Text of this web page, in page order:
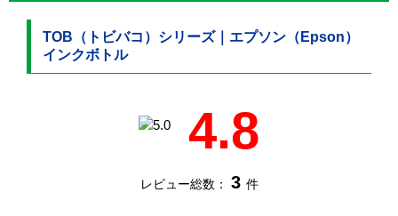
TOB（トビバコ）シリーズ｜エプソン（Epson）
インクボトル
4.8
レビュー総数： 3 件